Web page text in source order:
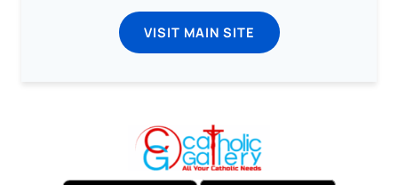
VISIT MAIN SITE